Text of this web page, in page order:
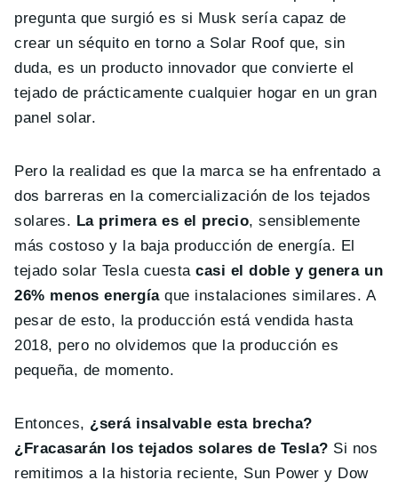
pregunta que surgió es si Musk sería capaz de
crear un séquito en torno a Solar Roof que, sin
duda, es un producto innovador que convierte el
tejado de prácticamente cualquier hogar en un gran
panel solar.
Pero la realidad es que la marca se ha enfrentado a
dos barreras en la comercialización de los tejados
solares. La primera es el precio, sensiblemente
más costoso y la baja producción de energía. El
tejado solar Tesla cuestacasi el doble y genera un
26% menos energíaque instalaciones similares. A
pesar de esto, la producción está vendida hasta
2018, pero no olvidemos que la producción es
pequeña, de momento.
Entonces, ¿será insalvable esta brecha?
¿Fracasarán los tejados solares de Tesla? Si nos
remitimos a la historia reciente, Sun Power y Dow